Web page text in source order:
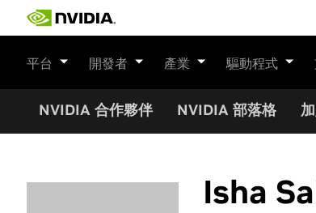
平台 開發者 產業 驅動程式
NVIDIA 合作夥伴 NVIDIA 部落格
Isha